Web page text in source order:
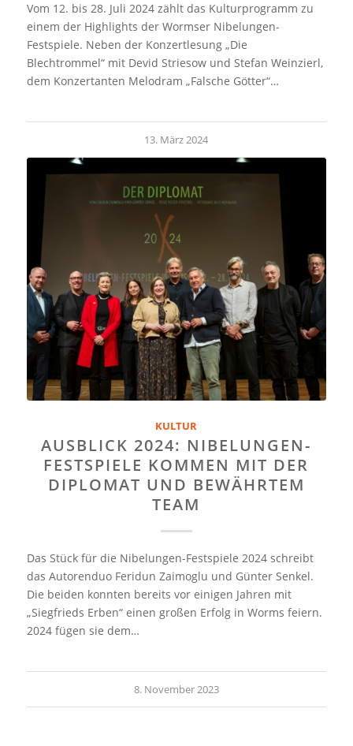
Vom 12. bis 28. Juli 2024 zählt das Kulturprogramm zu
einem der Highlights der Wormser Nibelungen-
Festspiele. Neben der Konzertlesung „Die
Blechtrommel“ mit Devid Striesow und Stefan Weinzierl,
dem Konzertanten Melodram „Falsche Götter“…
13. März 2024
KULTUR
AUSBLICK 2024: NIBELUNGEN-
FESTSPIELE KOMMEN MIT DER
DIPLOMAT UND BEWÄHRTEM
TEAM
Das Stück für die Nibelungen-Festspiele 2024 schreibt
das Autorenduo Feridun Zaimoglu und Günter Senkel.
Die beiden konnten bereits vor einigen Jahren mit
„Siegfrieds Erben“ einen großen Erfolg in Worms feiern.
2024 fügen sie dem…
8. November 2023